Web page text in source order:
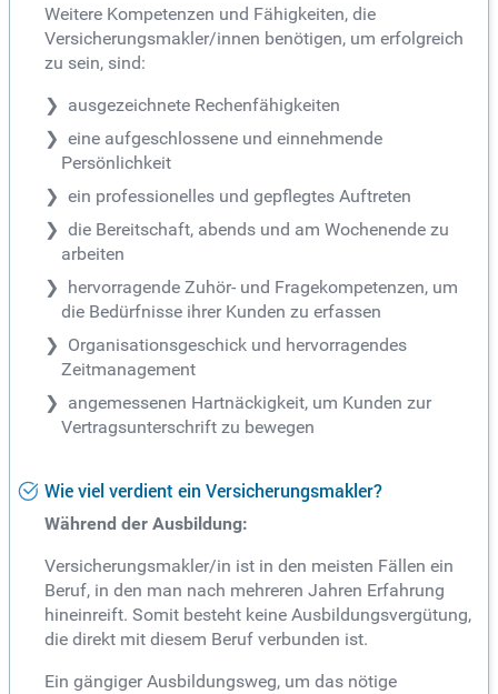
Weitere Kompetenzen und Fähigkeiten, die
Versicherungsmakler/innen benötigen, um erfolgreich
zu sein, sind:
ausgezeichnete Rechenfähigkeiten
eine aufgeschlossene und einnehmende
Persönlichkeit
ein professionelles und gepflegtes Auftreten
die Bereitschaft, abends und am Wochenende zu
arbeiten
hervorragende Zuhör- und Fragekompetenzen, um
die Bedürfnisse ihrer Kunden zu erfassen
Organisationsgeschick und hervorragendes
Zeitmanagement
angemessenen Hartnäckigkeit, um Kunden zur
Vertragsunterschrift zu bewegen
Wie viel verdient ein Versicherungsmakler?
Während der Ausbildung:
Versicherungsmakler/in ist in den meisten Fällen ein
Beruf, in den man nach mehreren Jahren Erfahrung
hineinreift. Somit besteht keine Ausbildungsvergütung,
die direkt mit diesem Beruf verbunden ist.
Ein gängiger Ausbildungsweg, um das nötige